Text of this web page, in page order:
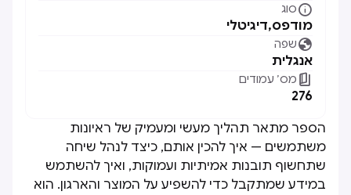
סוג
מודפס,דיגיטלי
שפה
אנגלית
 מס׳ עמודים
276
הספר מתאר תהליך מעשי ומעמיק של ראיונות
משתמשים — איך להכין אותם, כיצד לנהל שיחה
שתחשוף תובנות אמיתיות ועמוקות, ואיך להשתמש
במידע שמתקבל כדי להשפיע על המוצר והארגון. הוא